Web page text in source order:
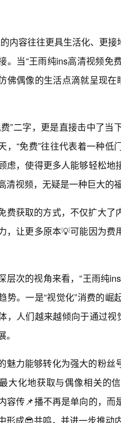
内容往往更具生活化、更
。当“王雨纯ins高清视频免
佛偶像的生活点滴就呈现
费”二字，更是直接击中了
，“免费”往往代表着一种
虑，使得更多人能够轻松
清视频，无疑是一种巨大的
费获取的方式，不仅扩大了
，让更多原本💡可能因为
层次的视角来看，“王雨纯
势。一是“视觉化”消费的
，人们越来越倾向于通过
魅力能够转化为强大的粉丝
大化地获取与偶像相关的
容传📌播不再是单向的，
形成😎共鸣，并进一步推动